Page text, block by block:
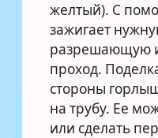
желтый). С
зажигает
разрешающую
проход.
стороны
на трубу. Ее
или сделать